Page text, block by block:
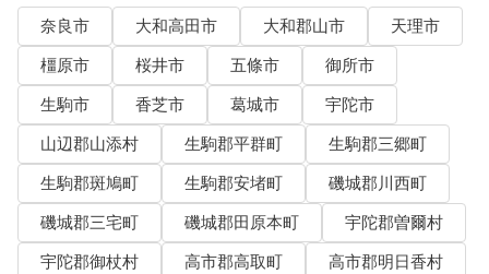
奈良市 大和高田市 大和郡山市
天理市
橿原市
桜井市 五條市
御所市
生駒市
香芝市 葛城市
宇陀市
山辺郡山添村
生駒郡平群町
生駒郡三郷町
生駒郡斑鳩町
生駒郡安堵町
磯城郡川西町
磯城郡三宅町
磯城郡田原本町
宇陀郡曽爾村
宇陀郡御杖村
高市郡高取町
高市郡明日香村